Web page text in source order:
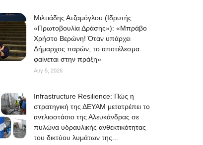
Μιλτιάδης Ατζαμόγλου (Ιδρυτής
«Πρωτοβουλία Δράσης»): «Μπράβο
Χρήστο Βερώνη! Όταν υπάρχει
Δήμαρχος παρών, το αποτέλεσμα
φαίνεται στην πράξη»
Αυγ 5, 2026
Infrastructure Resilience: Πώς η
στρατηγική της ΔΕΥΑΜ μετατρέπει το
αντλιοστάσιο της Αλευκάνδρας σε
πυλώνα υδραυλικής ανθεκτικότητας
του δικτύου λυμάτων της...